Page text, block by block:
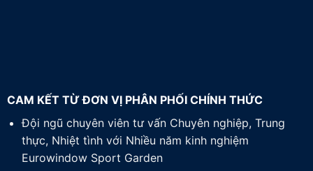
CAM KẾT TỪ ĐƠN VỊ PHÂN PHỐI CHÍNH THỨC
Đội ngũ chuyên viên tư vấn Chuyên nghiệp, Trung
thực, Nhiệt tình với Nhiều năm kinh nghiệm
Eurowindow Sport Garden